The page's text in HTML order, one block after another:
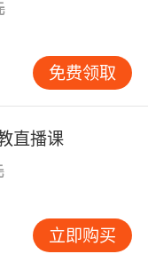
。对于时间的安
认为这也需要
是时间是珍贵
有限的24小时
那么就要学习
提升学习效率，
。
免费领取
直播课
立即购买